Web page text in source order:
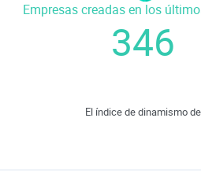
Empresas creadas en los
346
El índice de dinamismo